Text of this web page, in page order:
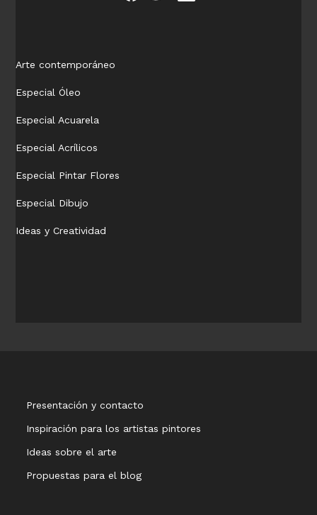
Arte contemporáneo
Especial Óleo
Especial Acuarela
Especial Acrílicos
Especial Pintar Flores
Especial Dibujo
Ideas y Creatividad
Presentación y contacto
Inspiración para los artistas pintores
Ideas sobre el arte
Propuestas para el blog